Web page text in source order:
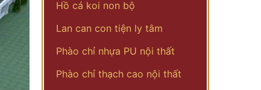
Hồ cá koi non bộ
Lan can con tiện ly tâm
Phào chỉ nhựa PU nội thất
Phào chỉ thạch cao nội thất